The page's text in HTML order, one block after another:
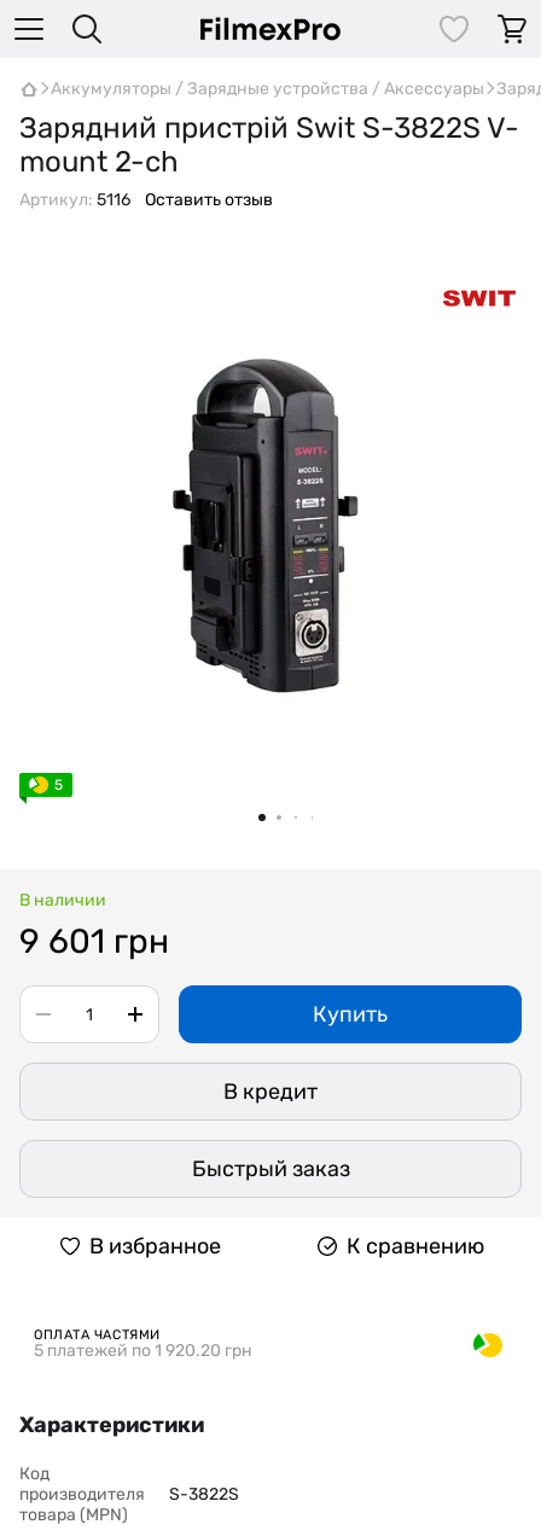
Аккумуляторы / Зарядные устройства / Аксессуары
Зарядний пристрій Swit S-3822S V-
mount 2-ch
Артикул: 5116 Оставить отзыв
5
В наличии
9 601 грн
Купить
В кредит
Быстрый заказ
В избранное К сравнению
ОПЛАТА ЧАСТЯМИ
5 платежей по 1 920.20 грн
Характеристики
Код
производителя
товара (MPN)
S-3822S